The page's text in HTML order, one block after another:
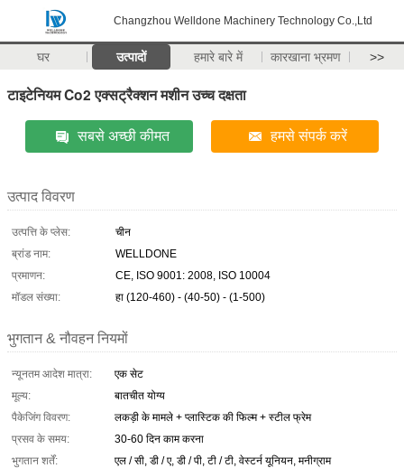
Changzhou Welldone Machinery Technology Co.,Ltd
घर उत्पादों हमारे बारे में कारखाना भ्रमण >>
टाइटेनियम Co2 एक्सट्रैक्शन मशीन उच्च दक्षता
सबसे अच्छी कीमत हमसे संपर्क करें
उत्पाद विवरण
उत्पत्ति के प्लेस:
चीन
ब्रांड नाम:
WELLDONE
प्रमाणन:
CE, ISO 9001: 2008, ISO 10004
मॉडल संख्या:
हा (120-460) - (40-50) - (1-500)
भुगतान & नौवहन नियमों
न्यूनतम आदेश मात्रा:
एक सेट
मूल्य:
बातचीत योग्य
पैकेजिंग विवरण:
लकड़ी के मामले + प्लास्टिक की फिल्म + स्टील फ्रेम
प्रसव के समय:
30-60 दिन काम करना
भुगतान शर्तें:
एल / सी, डी / ए, डी / पी, टी / टी, वेस्टर्न यूनियन, मनीग्राम